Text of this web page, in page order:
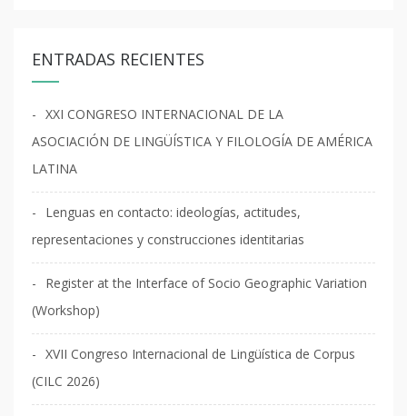
ENTRADAS RECIENTES
XXI CONGRESO INTERNACIONAL DE LA
ASOCIACIÓN DE LINGÜÍSTICA Y FILOLOGÍA DE AMÉRICA
LATINA
Lenguas en contacto: ideologías, actitudes,
representaciones y construcciones identitarias
Register at the Interface of Socio Geographic Variation
(Workshop)
XVII Congreso Internacional de Lingüística de Corpus
(CILC 2026)